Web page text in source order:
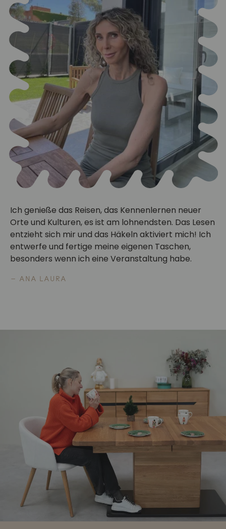
Ich genieße das Reisen, das Kennenlernen neuer
Orte und Kulturen, es ist am lohnendsten. Das Lesen
entzieht sich mir und das Häkeln aktiviert mich! Ich
entwerfe und fertige meine eigenen Taschen,
besonders wenn ich eine Veranstaltung habe.
— ANA LAURA